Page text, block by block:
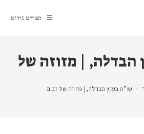
תפריט ניווט
הבדלה, | מזוזה של
> שו”ת בענין הבדלה, | מזוזה של רבים